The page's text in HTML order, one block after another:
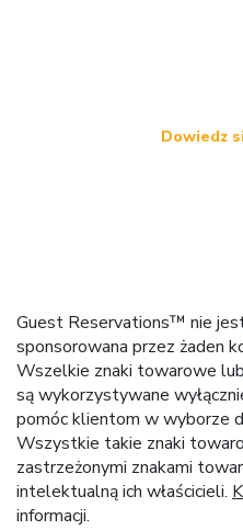
Dowiedz
Guest Reservations™ nie
sponsorowana przez żaden
Wszelkie znaki towarowe
są wykorzystywane
pomóc klientom w wyborze
Wszystkie takie znaki
zastrzeżonymi znakami
intelektualną ich właścicieli.
informacji.